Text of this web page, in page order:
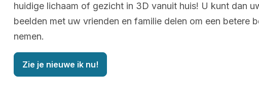
huidige lichaam of gezicht in 3D vanuit huis! U kunt dan
beelden met uw vrienden en familie delen om een betere
nemen.
Zie je nieuwe ik nu!